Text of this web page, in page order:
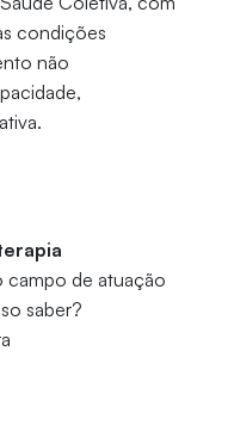
condições
não
campo de atuação
saber?